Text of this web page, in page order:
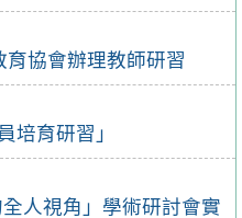
協會辦理教師研習
培育研習」
人視角」學術研討會實